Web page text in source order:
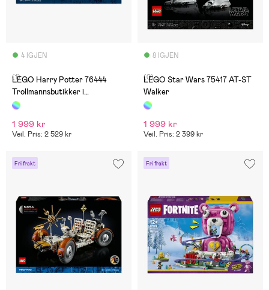
4 IGJEN
(1)
LEGO Harry Potter 76444
Trollmannsbutikker i
Diagonallmenningen
1 999 kr
Veil. Pris: 2 529 kr
8 IGJEN
(0)
LEGO Star Wars 75417 AT-ST
Walker
1 999 kr
Veil. Pris: 2 399 kr
Fri frakt Fri frakt